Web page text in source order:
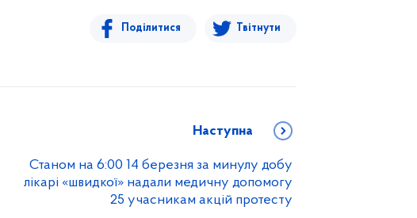
Поділитися Твітнути
Наступна
Станом на 6:00 14 березня за минулу добу
лікарі «швидкої» надали медичну допомогу
25 учасникам акцій протесту